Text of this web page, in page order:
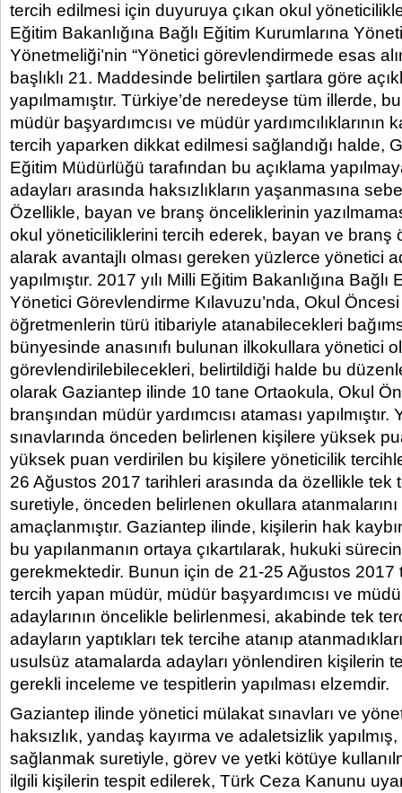
tercih edilmesi için duyuruya çıkan okul
Eğitim Bakanlığına Bağlı Eğitim Kurumlarına
Yönetmeliği’nin “Yönetici görevlendirmede esas
başlıklı 21. Maddesinde belirtilen şartlara göre
yapılmamıştır. Türkiye’de neredeyse tüm illerde,
müdür başyardımcısı ve müdür yardımcılıklarının
tercih yaparken dikkat edilmesi sağlandığı halde,
Eğitim Müdürlüğü tarafından bu açıklama
adayları arasında haksızlıkların yaşanmasına
Özellikle, bayan ve branş önceliklerinin
okul yöneticiliklerini tercih ederek, bayan ve branş
alarak avantajlı olması gereken yüzlerce yönetici
yapılmıştır. 2017 yılı Milli Eğitim Bakanlığına
Yönetici Görevlendirme Kılavuzu’nda, Okul Öncesi
öğretmenlerin türü itibariyle atanabilecekleri
bünyesinde anasınıfı bulunan ilkokullara yönetici
görevlendirilebilecekleri, belirtildiği halde bu
olarak Gaziantep ilinde 10 tane Ortaokula, Okul
branşından müdür yardımcısı ataması
sınavlarında önceden belirlenen kişilere yüksek
yüksek puan verdirilen bu kişilere yöneticilik
26 Ağustos 2017 tarihleri arasında da özellikle tek
suretiyle, önceden belirlenen okullara
amaçlanmıştır. Gaziantep ilinde, kişilerin hak
bu yapılanmanın ortaya çıkartılarak, hukuki
gerekmektedir. Bunun için de 21-25 Ağustos 2017
tercih yapan müdür, müdür başyardımcısı ve
adaylarının öncelikle belirlenmesi, akabinde tek
adayların yaptıkları tek tercihe atanıp
usulsüz atamalarda adayları yönlendiren kişilerin
gerekli inceleme ve tespitlerin yapılması elzemdir.
Gaziantep ilinde yönetici mülakat sınavları ve
haksızlık, yandaş kayırma ve adaletsizlik
sağlanmak suretiyle, görev ve yetki kötüye
ilgili kişilerin tespit edilerek, Türk Ceza Kanunu